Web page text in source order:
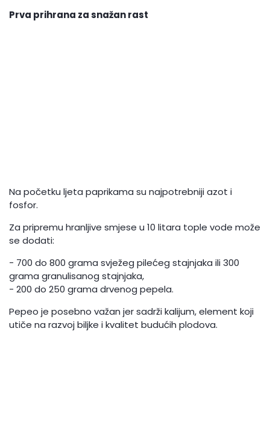
Prva prihrana za snažan rast
Na početku ljeta paprikama su najpotrebniji azot i
fosfor.
Za pripremu hranljive smjese u 10 litara tople vode može
se dodati:
- 700 do 800 grama svježeg pilećeg stajnjaka ili 300
grama granulisanog stajnjaka,
- 200 do 250 grama drvenog pepela.
Pepeo je posebno važan jer sadrži kalijum, element koji
utiče na razvoj biljke i kvalitet budućih plodova.